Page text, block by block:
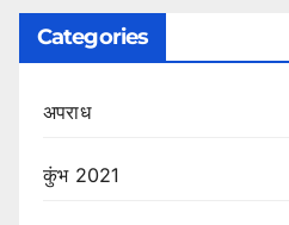
Categories
अपराध
कुंभ 2021